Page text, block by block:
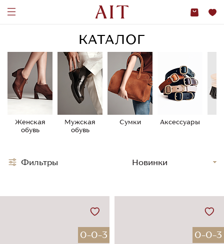
КАТАЛОГ
Женская
обувь
Мужская
обувь
Сумки Аксессуары
0-0-3 0-0-3
Фильтры